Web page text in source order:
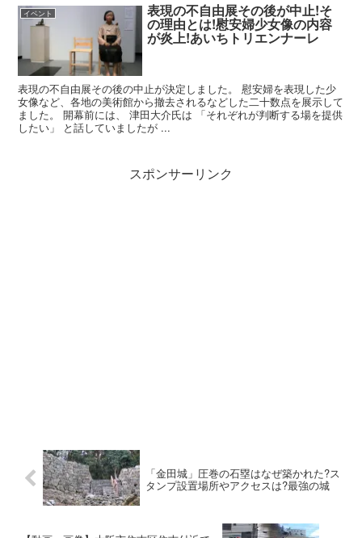
イベント 表現の不自由展その後が中止!そ
の理由とは!慰安婦少女像の内容
が炎上!あいちトリエンナーレ
表現の不自由展その後の中止が決定しました。 慰安婦を表現した少
女像など、各地の美術館から撤去されるなどした二十数点を展示して
ました。 開幕前には、 津田大介氏は 「それぞれが判断する場を提供
したい」 と話していましたが ...
スポンサーリンク
「金田城」圧巻の石塁はなぜ築かれた?ス
タンプ設置場所やアクセスは?最強の城